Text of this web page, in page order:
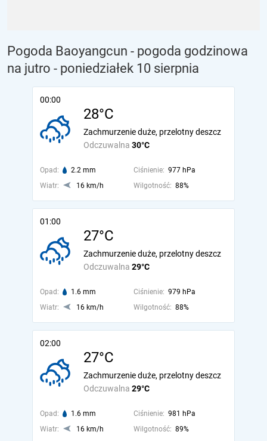
Pogoda Baoyangcun - pogoda godzinowa
na jutro - poniedziałek 10 sierpnia
00:00
28°C
Odczuwalna 30°C
Zachmurzenie duże, przelotny deszcz
Opad: 2.2 mm Ciśnienie: 977 hPa
Wiatr:
16 km/h Wilgotność: 88%
01:00
27°C
Odczuwalna 29°C
Zachmurzenie duże, przelotny deszcz
Opad: 1.6 mm Ciśnienie: 979 hPa
Wiatr:
16 km/h Wilgotność: 88%
02:00
27°C
Odczuwalna 29°C
Zachmurzenie duże, przelotny deszcz
Opad: 1.6 mm Ciśnienie: 981 hPa
Wiatr:
16 km/h Wilgotność: 89%